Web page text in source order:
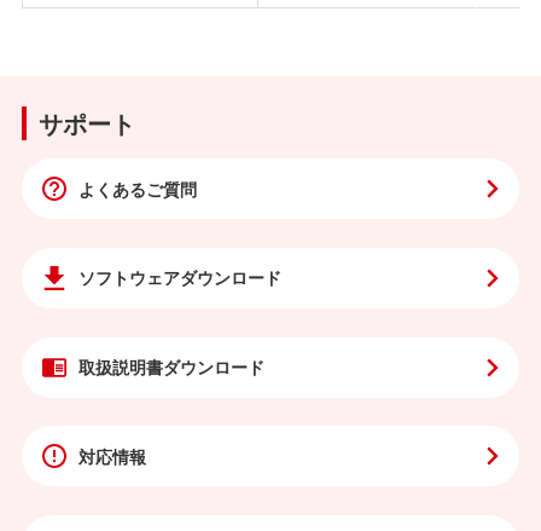
サポート
よくあるご質問
ソフトウェアダウンロード
取扱説明書ダウンロード
対応情報